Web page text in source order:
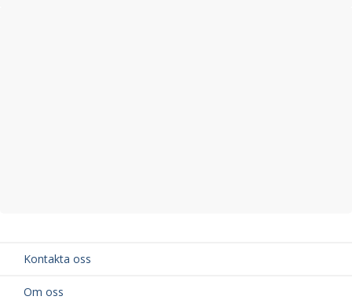
Kontakta oss
Om oss